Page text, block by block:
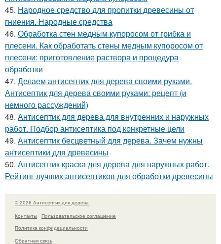
45. Народное средство для пропитки древесины от
гниения. Народные средства
46. Обработка стен медным купоросом от грибка и
плесени. Как обработать стены медным купоросом от
плесени: приготовление раствора и процедура
обработки
47. Делаем антисептик для дерева своими руками.
Антисептик для дерева своими руками: рецепт (и
немного рассуждений)
48. Антисептик для дерева для внутренних и наружных
работ. Подбор антисептика под конкретные цели
49. Антисептик бесцветный для дерева. Зачем нужны
антисептики для древесины
50. Антисептик краска для дерева для наружных работ.
Рейтинг лучших антисептиков для обработки древесины
© 2026 Антисептик для дерева
Контакты
Пользовательское соглашение
Политика конфидециальности
Обратная связь